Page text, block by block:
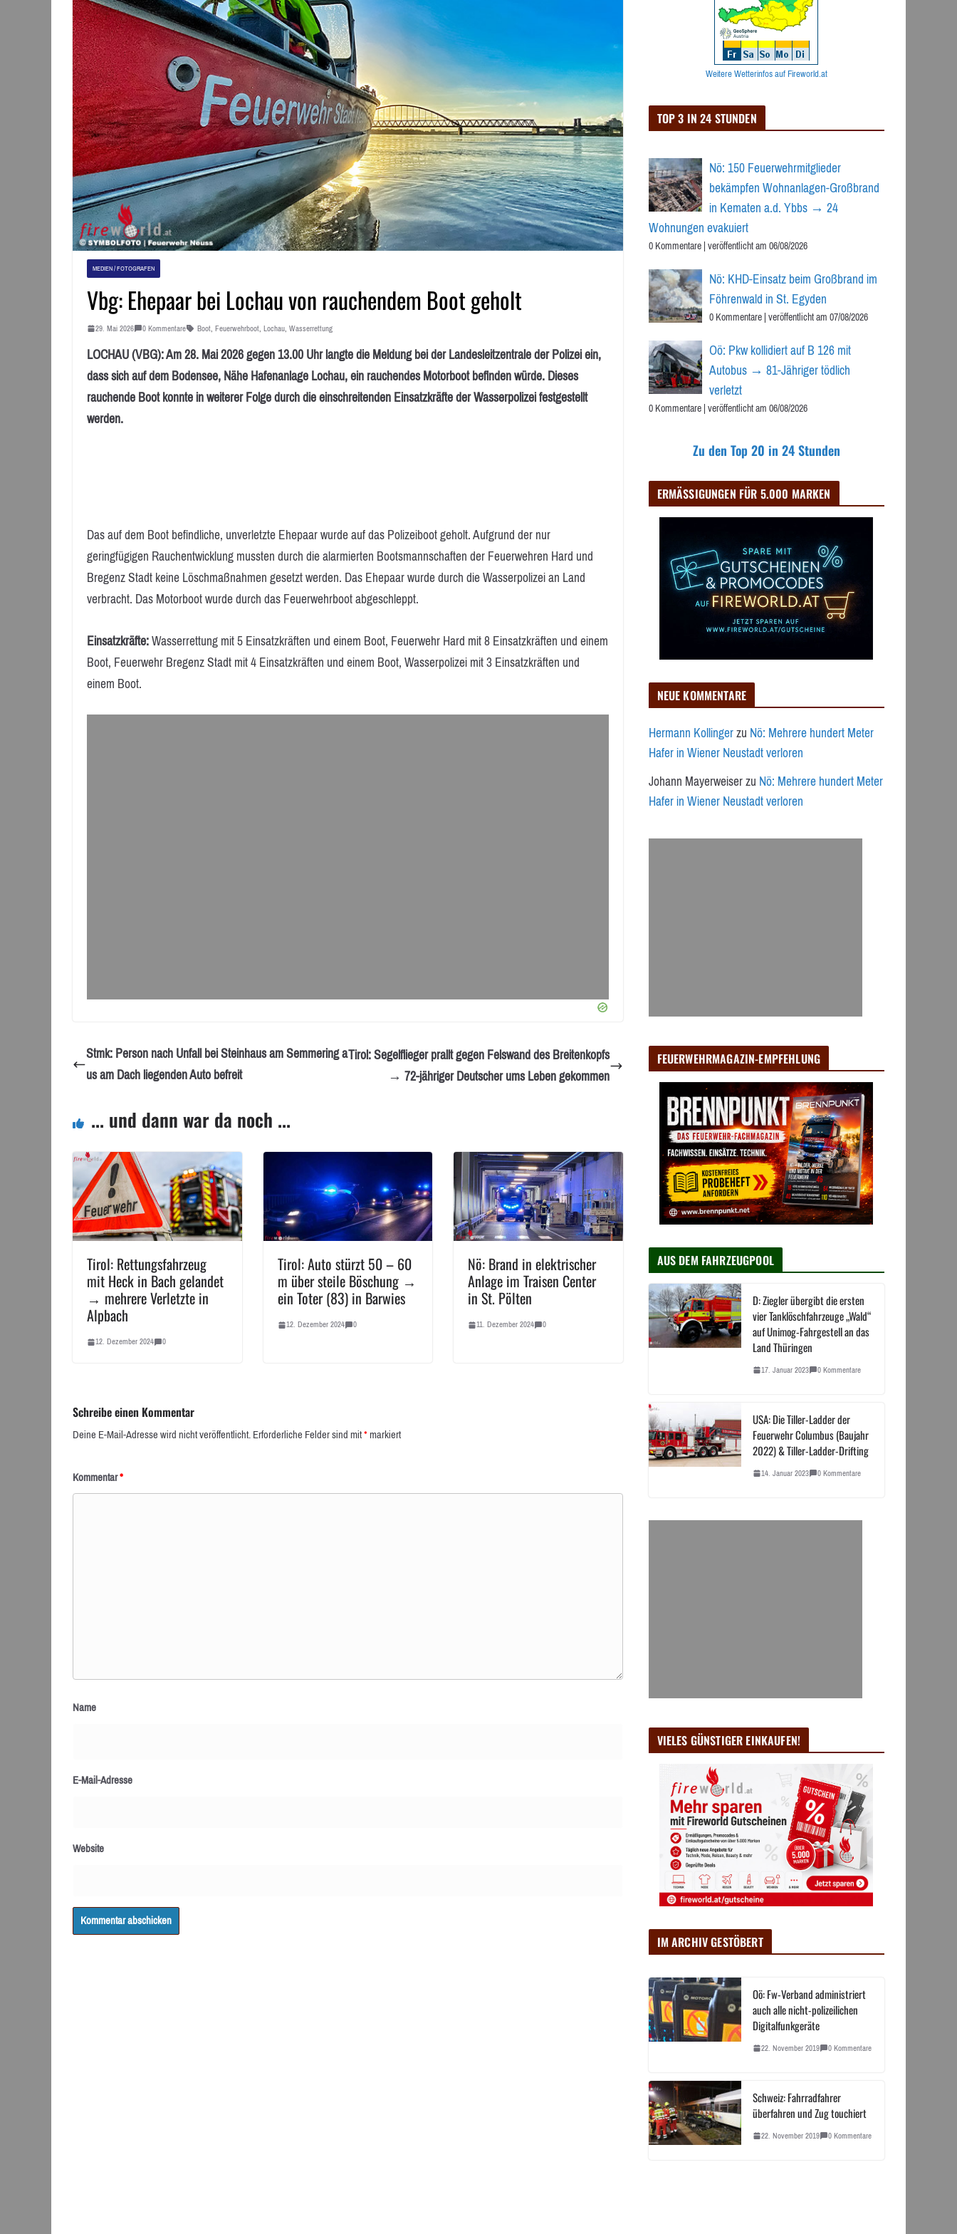
MEDIEN / FOTOGRAFEN
Vbg: Ehepaar bei Lochau von rauchendem Boot geholt
29. Mai 2026 0 Kommentare Boot, Feuerwehrboot, Lochau, Wasserrettung
LOCHAU (VBG): Am 28. Mai 2026 gegen 13.00 Uhr langte die Meldung bei der Landesleitzentrale der Polizei ein,
dass sich auf dem Bodensee, Nähe Hafenanlage Lochau, ein rauchendes Motorboot befinden würde. Dieses
rauchende Boot konnte in weiterer Folge durch die einschreitenden Einsatzkräfte der Wasserpolizei festgestellt
werden.
Das auf dem Boot befindliche, unverletzte Ehepaar wurde auf das Polizeiboot geholt. Aufgrund der nur
geringfügigen Rauchentwicklung mussten durch die alarmierten Bootsmannschaften der Feuerwehren Hard und
Bregenz Stadt keine Löschmaßnahmen gesetzt werden. Das Ehepaar wurde durch die Wasserpolizei an Land
verbracht. Das Motorboot wurde durch das Feuerwehrboot abgeschleppt.
Einsatzkräfte:Wasserrettung mit 5 Einsatzkräften und einem Boot, Feuerwehr Hard mit 8 Einsatzkräften und einem
Boot, Feuerwehr Bregenz Stadt mit 4 Einsatzkräften und einem Boot, Wasserpolizei mit 3 Einsatzkräften und
einem Boot.
Stmk: Person nach Unfall bei Steinhaus am Semmering a
us am Dach liegenden Auto befreit
Tirol: Segelflieger prallt gegen Felswand des Breitenkopfs
→ 72-jähriger Deutscher ums Leben gekommen
... und dann war da noch ...
Tirol: Rettungsfahrzeug
mit Heck in Bach gelandet
→ mehrere Verletzte in
Alpbach
12. Dezember 2024 0
Tirol: Auto stürzt 50 – 60
m über steile Böschung →
ein Toter (83) in Barwies
12. Dezember 2024 0
Nö: Brand in elektrischer
Anlage im Traisen Center
in St. Pölten
11. Dezember 2024 0
Schreibe einen Kommentar
Deine E-Mail-Adresse wird nicht veröffentlicht.Erforderliche Felder sind mit*markiert
Kommentar*
Name
E-Mail-Adresse
Website
Weitere Wetterinfos auf Fireworld.at
TOP 3 IN 24 STUNDEN
Nö: 150 Feuerwehrmitglieder
bekämpfen Wohnanlagen-Großbrand
in Kematen a.d. Ybbs → 24
Wohnungen evakuiert
0 Kommentare|veröffentlicht am 06/08/2026
Nö: KHD-Einsatz beim Großbrand im
Föhrenwald in St. Egyden
0 Kommentare|veröffentlicht am 07/08/2026
Oö: Pkw kollidiert auf B 126 mit
Autobus → 81-Jähriger tödlich
verletzt
0 Kommentare|veröffentlicht am 06/08/2026
Zu den Top 20 in 24 Stunden
ERMÄSSIGUNGEN FÜR 5.000 MARKEN
NEUE KOMMENTARE
Hermann KollingerzuNö: Mehrere hundert Meter
Hafer in Wiener Neustadt verloren
Johann MayerweiserzuNö: Mehrere hundert Meter
Hafer in Wiener Neustadt verloren
FEUERWEHRMAGAZIN-EMPFEHLUNG
AUS DEM FAHRZEUGPOOL
D: Ziegler übergibt die ersten
vier Tanklöschfahrzeuge „Wald“
auf Unimog-Fahrgestell an das
Land Thüringen
17. Januar 2023 0 Kommentare
USA: Die Tiller-Ladder der
Feuerwehr Columbus (Baujahr
2022) & Tiller-Ladder-Drifting
14. Januar 2023 0 Kommentare
VIELES GÜNSTIGER EINKAUFEN!
IM ARCHIV GESTÖBERT
Oö: Fw-Verband administriert
auch alle nicht-polizeilichen
Digitalfunkgeräte
22. November 2019 0 Kommentare
Schweiz: Fahrradfahrer
überfahren und Zug touchiert
22. November 2019 0 Kommentare